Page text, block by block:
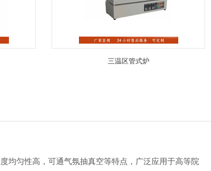
三温区管式炉
均匀性高，可通气氛抽真空等特点，广泛应用于高等院